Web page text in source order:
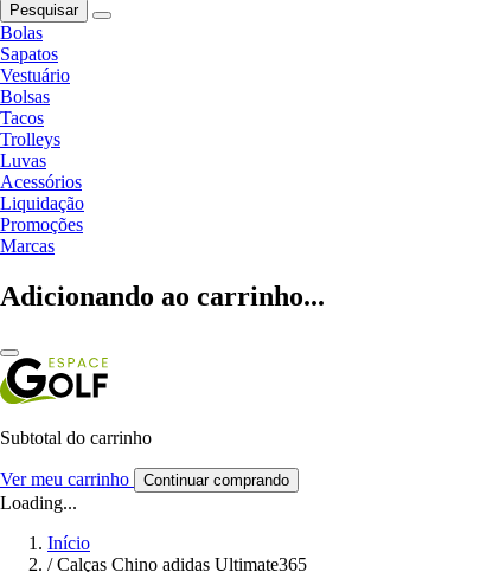
Pesquisar
Bolas
Sapatos
Vestuário
Bolsas
Tacos
Trolleys
Luvas
Acessórios
Liquidação
Promoções
Marcas
Adicionando ao carrinho...
Subtotal do carrinho
Ver meu carrinho Continuar comprando
Loading...
Início
/ Calças Chino adidas Ultimate365